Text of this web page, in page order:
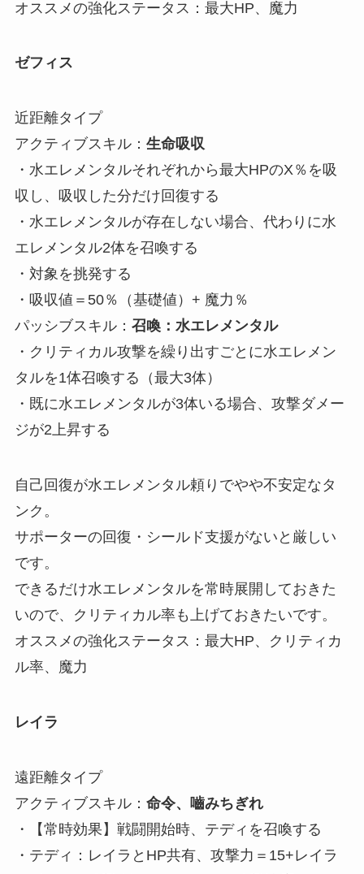
オススメの強化ステータス：最大HP、魔力
ゼフィス
近距離タイプ
アクティブスキル： 生命吸収
・水エレメンタルそれぞれから最大HPのX％を吸
収し、吸収した分だけ回復する
・水エレメンタルが存在しない場合、代わりに水
エレメンタル2体を召喚する
・対象を挑発する
・吸収値＝50％（基礎値）+ 魔力％
パッシブスキル： 召喚：水エレメンタル
・クリティカル攻撃を繰り出すごとに水エレメン
タルを1体召喚する（最大3体）
・既に水エレメンタルが3体いる場合、攻撃ダメー
ジが2上昇する
自己回復が水エレメンタル頼りでやや不安定なタ
ンク。
サポーターの回復・シールド支援がないと厳しい
です。
できるだけ水エレメンタルを常時展開しておきた
いので、クリティカル率も上げておきたいです。
オススメの強化ステータス：最大HP、クリティカ
ル率、魔力
レイラ
遠距離タイプ
アクティブスキル： 命令、嚙みちぎれ
・【常時効果】戦闘開始時、テディを召喚する
・テディ：レイラとHP共有、攻撃力＝15+レイラ